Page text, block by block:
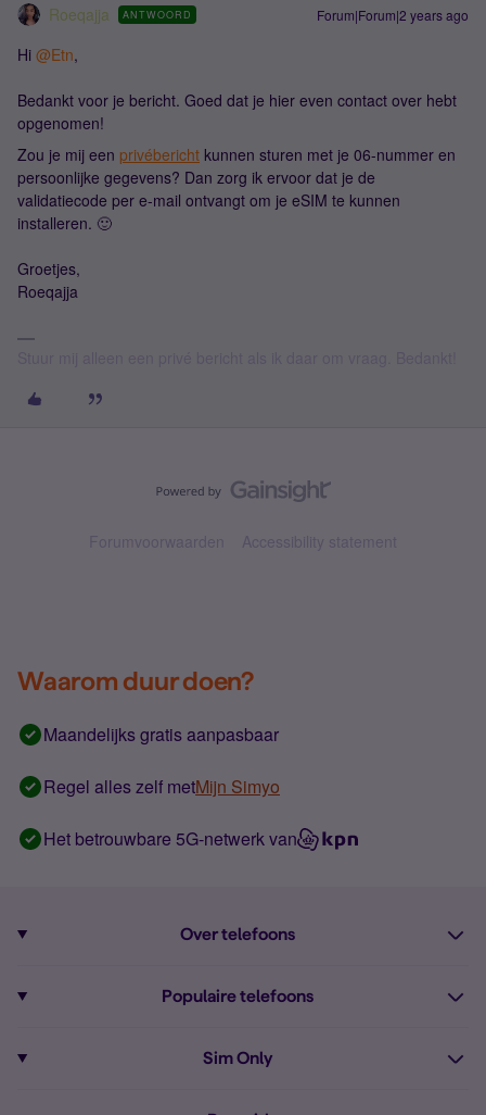
Roeqajja ANTWOORD Forum|Forum|2 years ago
Hi @Etn,
Bedankt voor je bericht. Goed dat je hier even contact over hebt
opgenomen!
Zou je mij een privébericht kunnen sturen met je 06-nummer en
persoonlijke gegevens? Dan zorg ik ervoor dat je de
validatiecode per e-mail ontvangt om je eSIM te kunnen
installeren. 🙂
Groetjes,
Roeqajja
Forumvoorwaarden Accessibility statement
Waarom duur doen?
Maandelijks gratis aanpasbaar
Regel alles zelf metMijn Simyo
Het betrouwbare 5G-netwerk van
Over telefoons
Alle telefoons
Populaire telefoons
Sim Only